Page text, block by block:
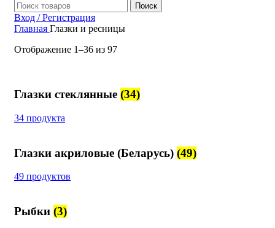
Поиск
Вход / Регистрация
Главная Глазки и ресницы
Отображение 1–36 из 97
Глазки стеклянные (34)
34 продукта
Глазки акриловые (Беларусь) (49)
49 продуктов
Рыбки (3)